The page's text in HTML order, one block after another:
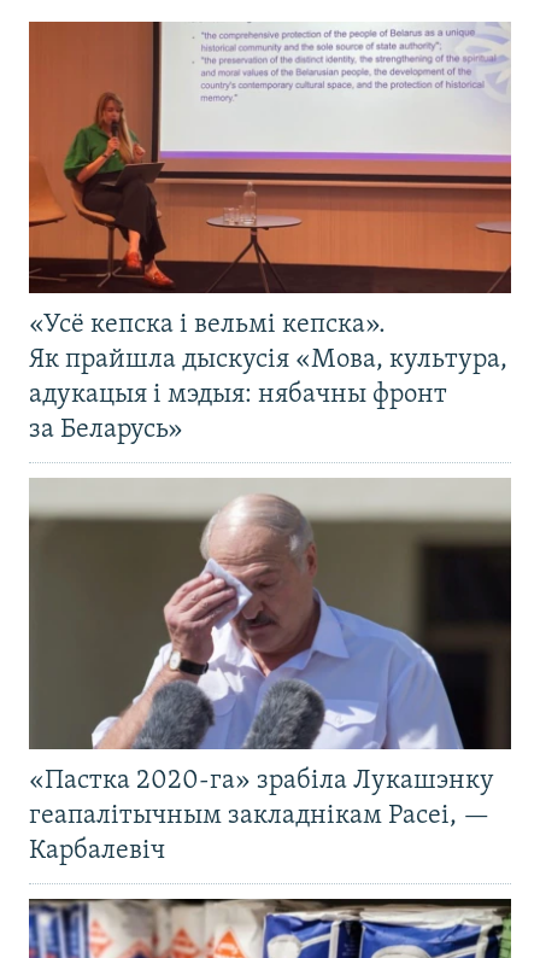
«Усё кепска і вельмі кепска».
Як прайшла дыскусія «Мова, культура,
адукацыя і мэдыя: нябачны фронт
за Беларусь»
«Пастка 2020-га» зрабіла Лукашэнку
геапалітычным закладнікам Расеі, —
Карбалевіч